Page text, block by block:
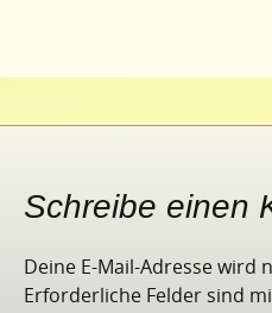
Schreibe einen
Deine E-Mail-Adresse wird
Erforderliche Felder sind